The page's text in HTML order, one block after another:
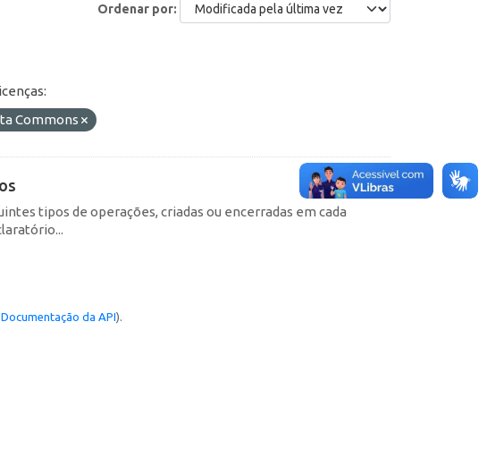
Ordenar por
Commons
tipos de operações, criadas ou encerradas em cada
Documentação da API).